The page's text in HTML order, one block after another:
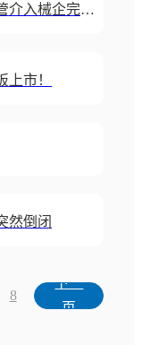
医械企业收购：30亿！血管介入械企完成收购
市！
然倒闭
8
下一
页